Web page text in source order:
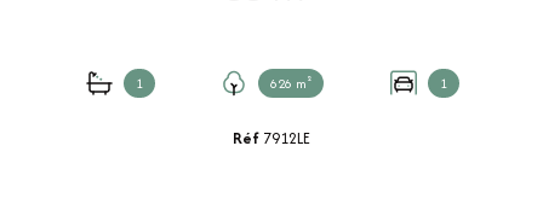
1 626 m² 1
Réf 7912LE